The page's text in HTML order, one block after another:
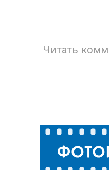
Читать